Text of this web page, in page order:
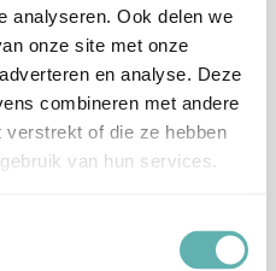
analyseren. Ook delen we
onze site met onze
en analyse. Deze
combineren met andere
verstrekt of die ze hebben
van hun services.
gekocht hebben,
met PostNL.
geldt: voor 15:00 besteld